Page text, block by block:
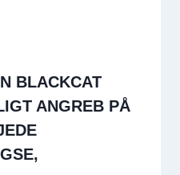
BLACKCAT
ANGREB PÅ